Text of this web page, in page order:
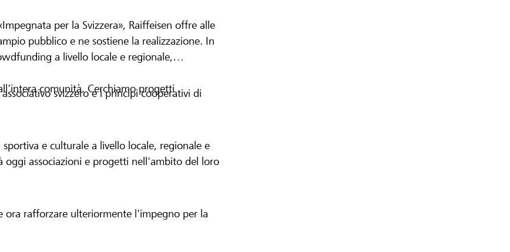
per la Svizzera», Raiffeisen offre alle
pubblico e ne sostiene la realizzazione. In
a livello locale e regionale,
comunità. Cerchiamo progetti
svizzero e i principi cooperativi di
e culturale a livello locale, regionale e
oggi associazioni e progetti nell'ambito del loro
ora rafforzare ulteriormente l'impegno per la